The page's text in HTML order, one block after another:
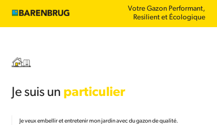
contenu
Votre Gazon Performant,
Resilient et Écologique
Je suis un particulier
Je veux embellir et entretenir mon jardin avec du gazon de qualité.